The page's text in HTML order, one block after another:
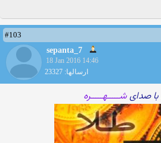
#103
sepanta_7
18 Jan 2016 14:46
ارسالها: 23327
با صدایشـــــهـــــره